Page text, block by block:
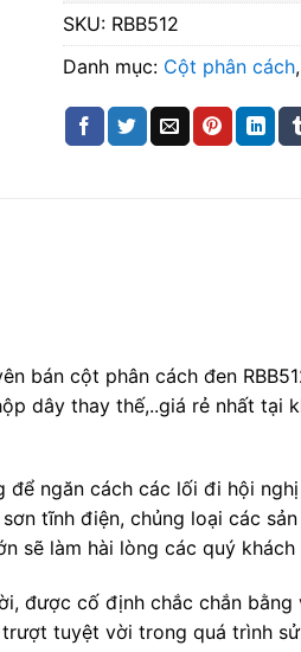
SKU: RBB512
Danh mục: Cột phân cách,
bán cột phân cách đen
dây thay thế,..giá rẻ nhất tại
để ngăn cách các lối đi hội
tĩnh điện, chủng loại các
sẽ làm hài lòng các quý
được cố định chắc chắn
tuyệt vời trong quá trình